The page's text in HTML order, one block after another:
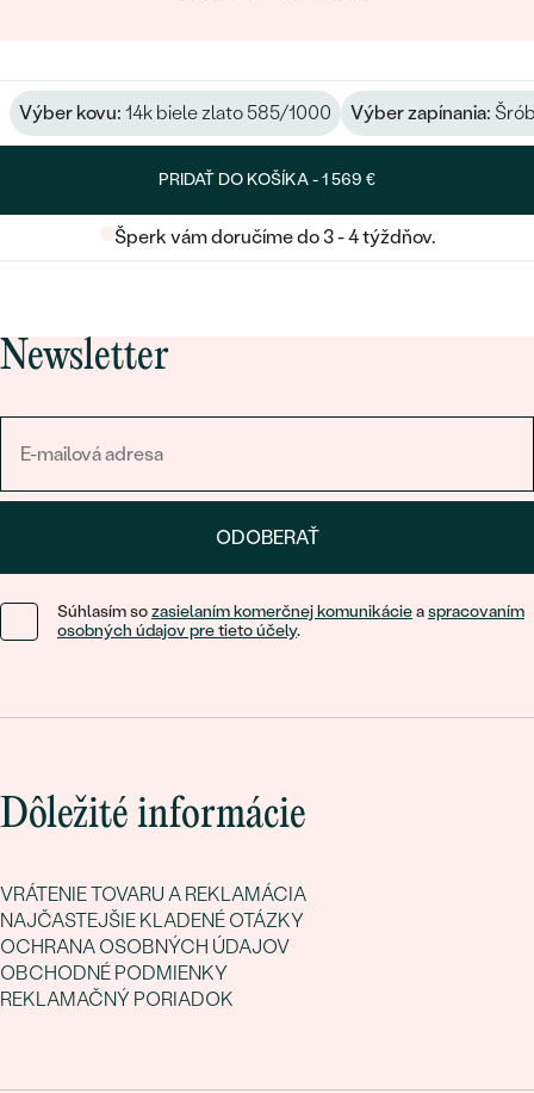
Výber kovu: 14k biele zlato 585/1000 Výber zapínania:
PRIDAŤ DO KOŠÍKA -1 569 €
Šperk vám doručíme do 3 - 4 týždňov.
Newsletter
ODOBERAŤ
Súhlasím sozasielaním komerčnej komunikácieaspracovaním
osobných údajov pre tieto účely.
Dôležité informácie
VRÁTENIE TOVARU A REKLAMÁCIA
NAJČASTEJŠIE KLADENÉ OTÁZKY
OCHRANA OSOBNÝCH ÚDAJOV
OBCHODNÉ PODMIENKY
REKLAMAČNÝ PORIADOK